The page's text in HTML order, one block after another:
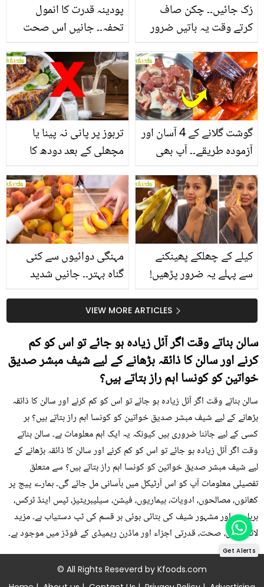
پودینہ قدرت کا انمول
تحفہ۔۔ جانیں اس صحت
انگیز طبی فوائد
رُک جائیں۔۔ چکن صاف
کرتے وقت یہ باتیں ضرور
تربوز پر پانی نہ پینا یا
مچھلی کے بعد دودھ کا
سے متعلق غلط فہمیوں کی
حقیقت کیا ہے اور افواہ
کیا؟
گوشت گلانے کے 4 آسان اور
آزمودہ طریقے۔۔ آپ بھی
بتائے راز
مہنگی دوائیوں سے کئی
گناہ بہتر۔۔ جانیں شدید
کیوں کھانا چاہیے؟
کیلے کے چھلکے پھینکنے
سے پہلے یہ ضرور پڑھیں!
سستا اور قدرتی حلVIEW MORE ARTICLES
سالن بناتے وقت اگر آئل زیادہ ہو جائے تو اس کو کم
کرنے اور سالن کا ذائقہ بڑھانے کے لیے شیف مبشر صدیق
خواتین کو کونسا اہم راز بتاتے ہیں؟
سالن بناتے وقت اگر آئل زیادہ ہو جائے تو اس کو کم کرنے اور سالن کا ذائقہ
بڑھانے کے لیے شیف مبشر صدیق خواتین کو کونسا اہم راز بتاتے ہیں؟ ہر
کسی کے لیے جاننا ضروری ہیں کیونکہ یہ ایک اہم معلومات ہے۔ سالن بناتے
وقت اگر آئل زیادہ ہو جائے تو اس کو کم کرنے اور سالن کا ذائقہ بڑھانے کے
لیے شیف مبشر صدیق خواتین کو کونسا اہم راز بتاتے ہیں؟ سے متعلق
تفصیلی معلومات آپ کو اس آرٹیکل میں بآسانی مل جائے گی۔ ہمارے پیج پر
کھانوں، مصالحوں، ادویات، بیماریوں، فیشن، سیلیبریٹیز، ٹپس اینڈ ٹرکس،
ہربلسٹ اور مشہور شیف کی بتائی ہوئی ہر قسم کی ٹپ دستیاب ہے۔ مزید
لائف ٹپس، صحت، قدرتی اجزاء اور ماڈرن ریمیڈی کے فوڈز میں موجود ہے۔
© All Rights Reseverd by Kfoods.com
Get Alerts